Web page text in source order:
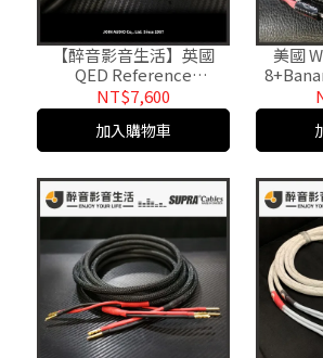
【醉音影音生活】英國
QED Reference
XT40i+FP-201 (R) Y插喇叭
線/成品線.公司貨
NT$7,600
加入購物車
美國
Clad 香